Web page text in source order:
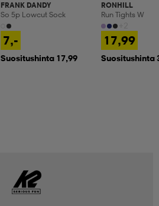
FRANK DANDY
So 5p Lowcut Sock
7,-
Suositushinta 17,99
RONHILL
Run Tights W
17,99
Suositushinta